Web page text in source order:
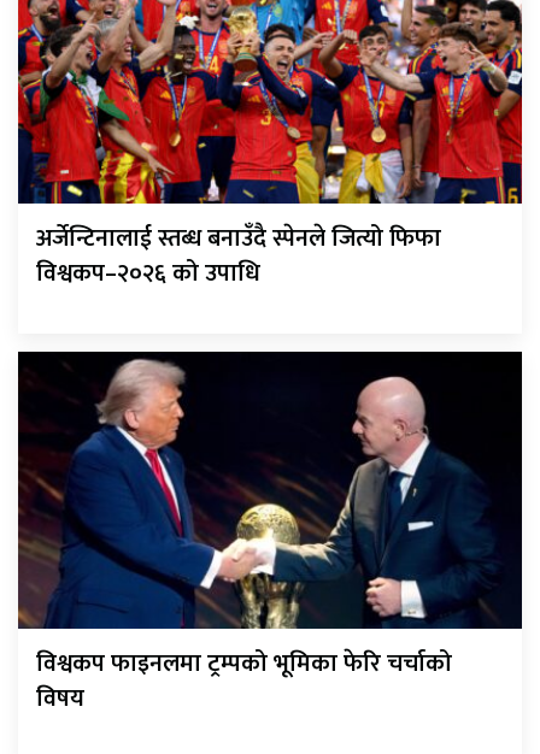
अर्जेन्टिनालाई स्तब्ध बनाउँदै स्पेनले जित्यो फिफा
विश्वकप–२०२६ को उपाधि
विश्वकप फाइनलमा ट्रम्पको भूमिका फेरि चर्चाको
विषय